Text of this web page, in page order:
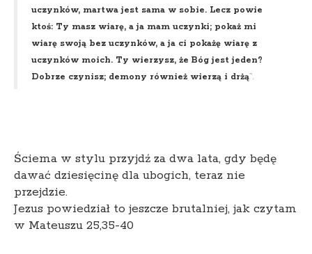
uczynków, martwa jest sama w sobie. Lecz powie
ktoś: Ty masz wiarę, a ja mam uczynki; pokaż mi
wiarę swoją bez uczynków, a ja ci pokażę wiarę z
uczynków moich. Ty wierzysz, że Bóg jest jeden?
Dobrze czynisz; demony również wierzą i drżą”.
Ściema w stylu przyjdź za dwa lata, gdy będę
dawać dziesięcinę dla ubogich, teraz nie
przejdzie.
Jezus powiedział to jeszcze brutalniej, jak czytam
w Mateuszu 25,35-40